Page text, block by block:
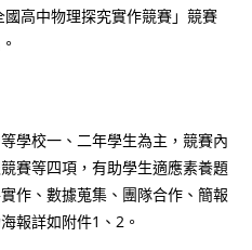
高中物理探究實作競賽」競賽
學校一、二年學生為主，競賽內
賽等四項，有助學生適應素養題
作、數據蒐集、團隊合作、簡報
報詳如附件1、2。